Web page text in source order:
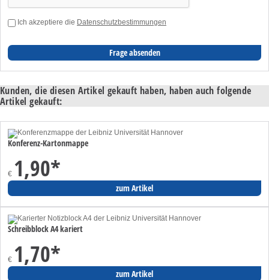
Ich akzeptiere die Datenschutzbestimmungen
Kunden, die diesen Artikel gekauft haben, haben auch folgende
Artikel gekauft:
Konferenz-Kartonmappe
€ 1,90*
zum Artikel
Schreibblock A4 kariert
€ 1,70*
zum Artikel